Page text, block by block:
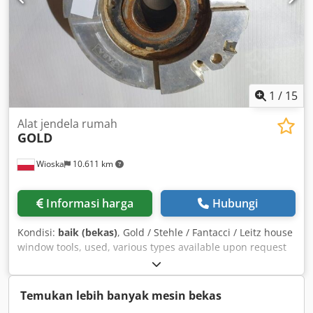
yang diberikan adalah nilai perkiraan. Perubahan desain
dapat dilakukan. Waktu pengiriman: dalam waktu singkat
dan sesuai kesepakatan. Semua harga adalah harga pabrik
ditambah biaya pengemasan, transportasi, asuransi, serta
pajak pertambahan nilai sesuai undang-undang.
(spesifikasi teknis menurut pabrikan – tanpa jaminan!)
1 / 15
Wioska 10.611 km
Alat jendela rumah
GOLD
Informasi harga Hubungi
Kondisi: baik (bekas), Gold / Stehle / Fantacci / Leitz house
window tools, used, various types available upon request
Temukan lebih banyak mesin bekas